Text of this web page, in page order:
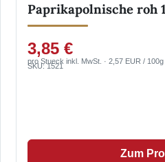
Paprikapolnische roh
3,85 €
pro Stueck inkl. MwSt. · 2,57 EUR / 100g
SKU: 1521
Zum